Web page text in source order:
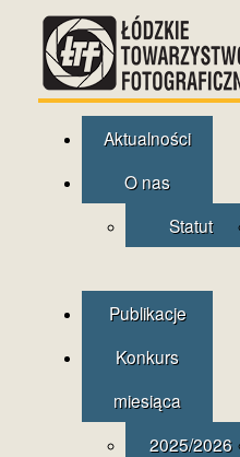
Aktualności
O nas
Statut
Publikacje
Konkurs
miesiąca
2025/2026